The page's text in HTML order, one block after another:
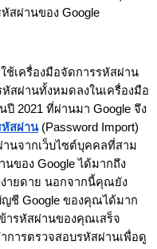
สผ่านของ Google
ช้เครื่องมือจัดการรหัสผ่าน
สผ่านทั้งหมดลงในเครื่องมือ
2021 ที่ผ่านมา Google จึง
หัสผ่าน (Password Import)
นจากเว็บไซต์บุคคลที่สาม
นของ Google ได้มากถึง
ายดาย นอกจากนี้คุณยัง
ชี Google ของคุณได้มาก
ารหัสผ่านของคุณเสร็จ
การตรวจสอบรหัสผ่านเพื่อดู